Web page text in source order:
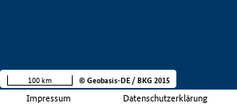
Impressum Datenschutzerklärung
100 km © Geobasis-DE / BKG 2015